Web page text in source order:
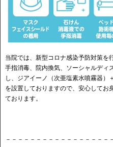
当院では、新型コロナ感染予防対策を
手指消毒、院内換気、ソーシャルディ
し、ジアイーノ（次亜塩素水噴霧器）
を設置しておりますので、安心してお
ております。
－－－－－－－－－－－－－－－－－